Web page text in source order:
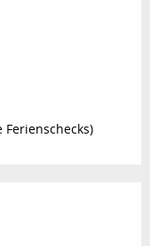
Ferienschecks)